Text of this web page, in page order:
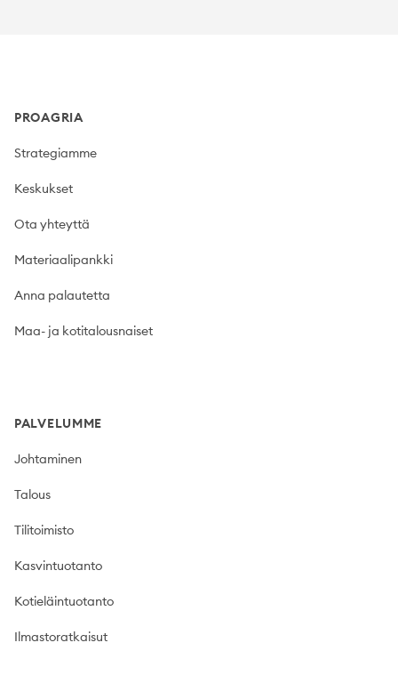
PROAGRIA
Strategiamme
Keskukset
Ota yhteyttä
Materiaalipankki
Anna palautetta
Maa- ja kotitalousnaiset
PALVELUMME
Johtaminen
Talous
Tilitoimisto
Kasvintuotanto
Kotieläintuotanto
Ilmastoratkaisut